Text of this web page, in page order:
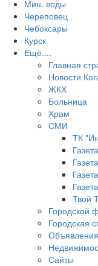
Мин. воды
Череповец
Чебоксары
Курск
Ещё....
Главная
Новости
ЖКХ
Больница
Храм
СМИ
ТК
Твой
Городской
Городская
Объявления
Сайты